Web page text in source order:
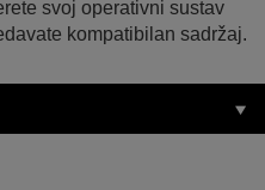
svoj operativni sustav
kompatibilan sadržaj.